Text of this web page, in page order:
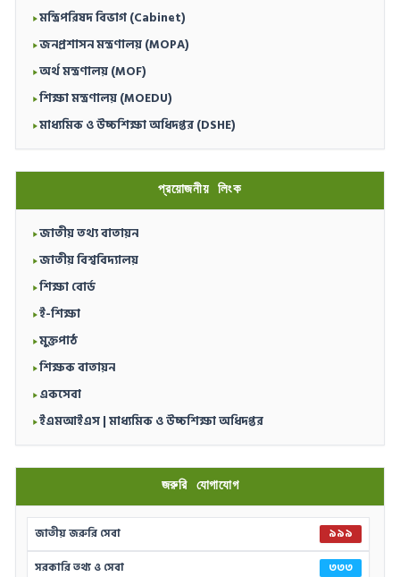
মন্ত্রিপরিষদ বিভাগ (Cabinet)
জনপ্রশাসন মন্ত্রণালয় (MOPA)
অর্থ মন্ত্রণালয় (MOF)
শিক্ষা মন্ত্রণালয় (MOEDU)
মাধ্যমিক ও উচ্চশিক্ষা অধিদপ্তর (DSHE)
প্রয়োজনীয় লিংক
জাতীয় তথ্য বাতায়ন
জাতীয় বিশ্ববিদ্যালয়
শিক্ষা বোর্ড
ই-শিক্ষা
মুক্তপাঠ
শিক্ষক বাতায়ন
একসেবা
ইএমআইএস | মাধ্যমিক ও উচ্চশিক্ষা অধিদপ্তর
জরুরি যোগাযোগ
জাতীয় জরুরি সেবা
৯৯৯
সরকারি তথ্য ও সেবা
৩৩৩